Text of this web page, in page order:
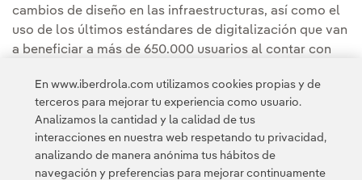
cambios de diseño en las infraestructuras, así como el
uso de los últimos estándares de digitalización que van
a beneficiar a más de 650.000 usuarios al contar con
fenómenos adversos futuros.
Puedes leer la noticia completa en la Sala de
comunicación de Iberdrola España.
En www.iberdrola.com utilizamos cookies propias y de
terceros para mejorar tu experiencia como usuario.
Analizamos la cantidad y la calidad de tus
interacciones en nuestra web respetando tu privacidad,
analizando de manera anónima tus hábitos de
navegación y preferencias para mejorar continuamente